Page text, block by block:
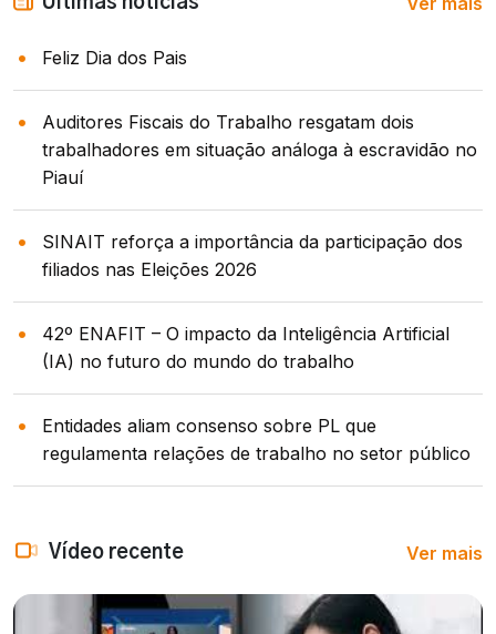
Feliz Dia dos Pais
Auditores Fiscais do Trabalho resgatam dois
trabalhadores em situação análoga à escravidão no
Piauí
SINAIT reforça a importância da participação dos
filiados nas Eleições 2026
42º ENAFIT – O impacto da Inteligência Artificial
(IA) no futuro do mundo do trabalho
Entidades aliam consenso sobre PL que
regulamenta relações de trabalho no setor público
Vídeo recente Ver mais